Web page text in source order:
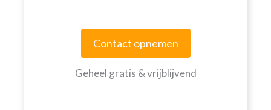
Contact opnemen
Geheel gratis & vrijblijvend